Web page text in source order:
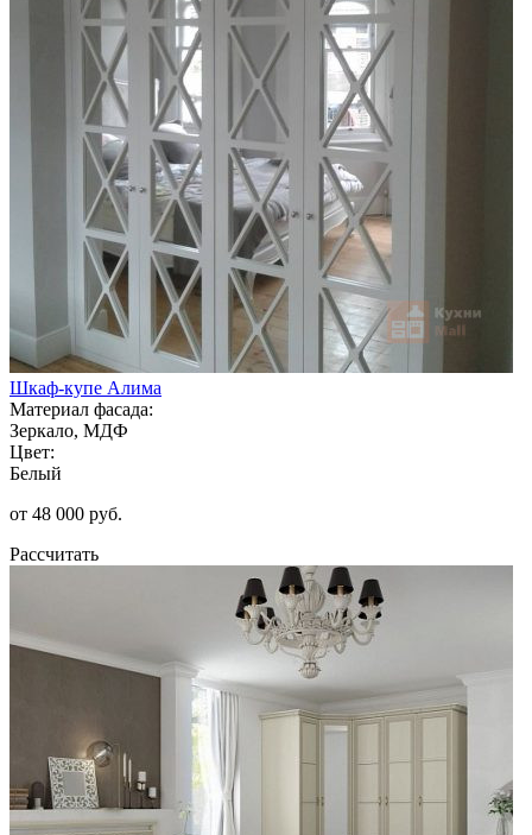
Шкаф-купе Алима
Материал фасада:
Зеркало, МДФ
Цвет:
Белый
от 48 000 руб.
Рассчитать